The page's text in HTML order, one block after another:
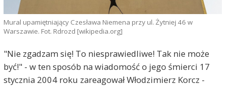
Mural upamiętniający Czesława Niemena przy ul. Żytniej 46 w
Warszawie. Fot. Rdrozd [wikipedia.org]
"Nie zgadzam się! To niesprawiedliwe! Tak nie może
być!" - w ten sposób na wiadomość o jego śmierci 17
stycznia 2004 roku zareagował Włodzimierz Korcz -